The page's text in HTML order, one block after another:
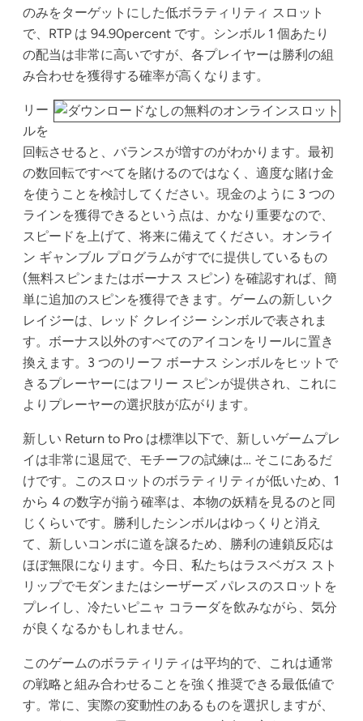
のみをターゲットにした低ボラティリティ スロット
で、RTP は 94.90percent です。シンボル 1 個あたり
の配当は非常に高いですが、各プレイヤーは勝利の組
み合わせを獲得する確率が高くなります。
リー
ルを
回転させると、バランスが増すのがわかります。最初
の数回転ですべてを賭けるのではなく、適度な賭け金
を使うことを検討してください。現金のように 3 つの
ラインを獲得できるという点は、かなり重要なので、
スピードを上げて、将来に備えてください。オンライ
ン ギャンブル プログラムがすでに提供しているもの
(無料スピンまたはボーナス スピン) を確認すれば、簡
単に追加のスピンを獲得できます。ゲームの新しいク
レイジーは、レッド クレイジー シンボルで表されま
す。ボーナス以外のすべてのアイコンをリールに置き
換えます。3 つのリーフ ボーナス シンボルをヒットで
きるプレーヤーにはフリー スピンが提供され、これに
よりプレーヤーの選択肢が広がります。
新しい Return to Pro は標準以下で、新しいゲームプレ
イは非常に退屈で、モチーフの試練は… そこにあるだ
けです。このスロットのボラティリティが低いため、1
から 4 の数字が揃う確率は、本物の妖精を見るのと同
じくらいです。勝利したシンボルはゆっくりと消え
て、新しいコンボに道を譲るため、勝利の連鎖反応は
ほぼ無限になります。今日、私たちはラスベガス スト
リップでモダンまたはシーザーズ パレスのスロットを
プレイし、冷たいピニャ コラーダを飲みながら、気分
が良くなるかもしれません。
このゲームのボラティリティは平均的で、これは通常
の戦略と組み合わせることを強く推奨できる最低値で
す。常に、実際の変動性のあるものを選択しますが、